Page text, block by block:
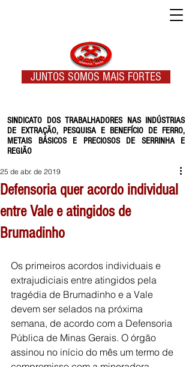
SINDICATO DOS TRABALHADORES NAS INDÚSTRIAS
DE EXTRAÇÃO, PESQUISA E BENEFÍCIO DE FERRO,
METAIS BÁSICOS E PRECIOSOS DE SERRINHA E
REGIÃO
JUNTOS SOMOS MAIS FORTES
Defensoria quer acordo individual
entre Vale e atingidos de
Brumadinho
25 de abr. de 2019
Os primeiros acordos individuais e
extrajudiciais entre atingidos pela
tragédia de Brumadinho e a Vale
devem ser selados na próxima
semana, de acordo com a Defensoria
Pública de Minas Gerais. O órgão
assinou no início do mês um termo de